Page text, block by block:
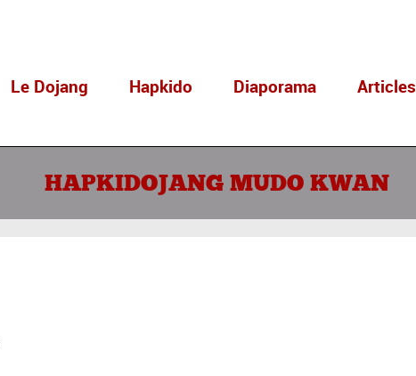
Le Dojang Hapkido Diaporama Articles
HAPKIDOJANG MUDO KWAN